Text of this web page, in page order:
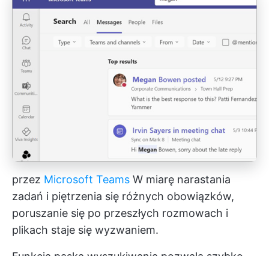
przez Microsoft Teams W miarę narastania
zadań i piętrzenia się różnych obowiązków,
poruszanie się po przeszłych rozmowach i
plikach staje się wyzwaniem.